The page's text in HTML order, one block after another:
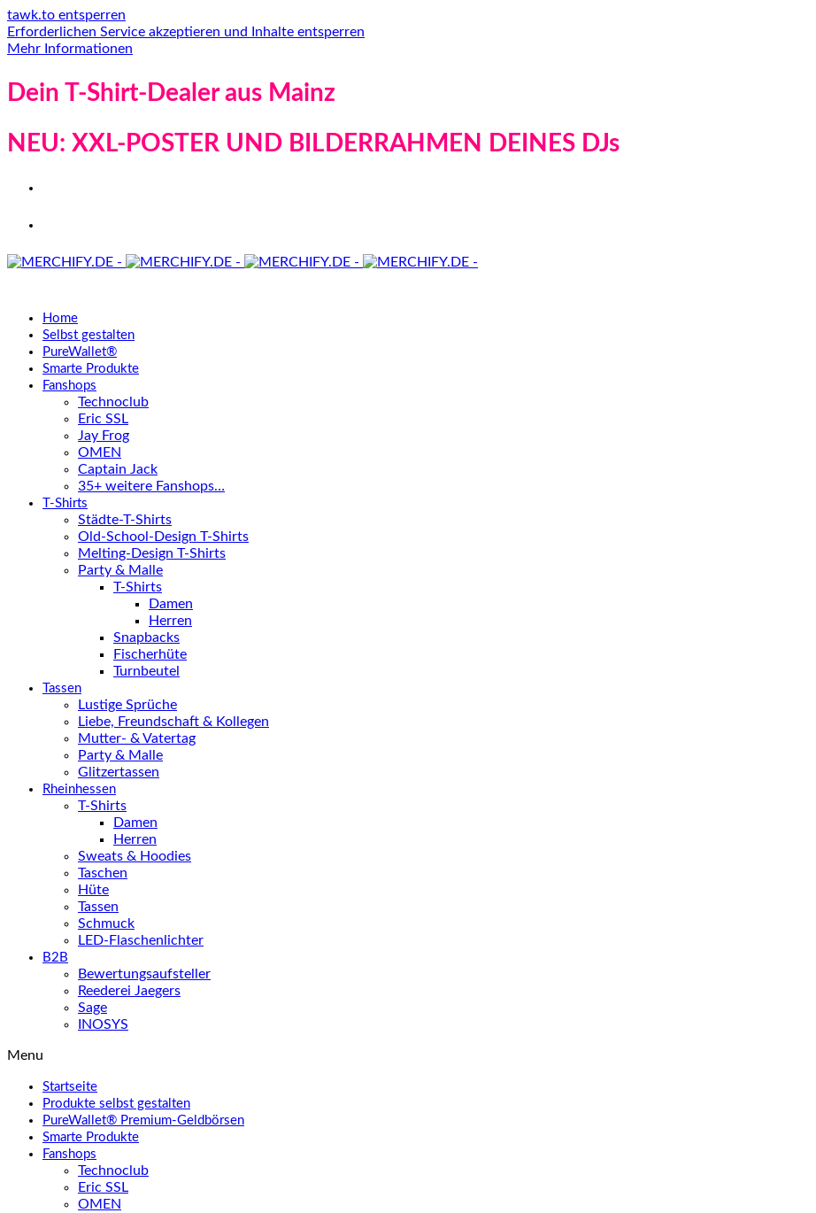
tawk.to entsperren
Erforderlichen Service akzeptieren und Inhalte entsperren
Mehr Informationen
Dein T-Shirt-Dealer aus Mainz
NEU: XXL-POSTER UND BILDERRAHMEN DEINES DJs
Home
Selbst gestalten
PureWallet®
Smarte Produkte
Fanshops
Technoclub
Eric SSL
Jay Frog
OMEN
Captain Jack
35+ weitere Fanshops…
T-Shirts
Städte-T-Shirts
Old-School-Design T-Shirts
Melting-Design T-Shirts
Party & Malle
T-Shirts
Damen
Herren
Snapbacks
Fischerhüte
Turnbeutel
Tassen
Lustige Sprüche
Liebe, Freundschaft & Kollegen
Mutter- & Vatertag
Party & Malle
Glitzertassen
Rheinhessen
T-Shirts
Damen
Herren
Sweats & Hoodies
Taschen
Hüte
Tassen
Schmuck
LED-Flaschenlichter
B2B
Bewertungsaufsteller
Reederei Jaegers
Sage
INOSYS
Menu
Startseite
Produkte selbst gestalten
PureWallet® Premium-Geldbörsen
Smarte Produkte
Fanshops
Technoclub
Eric SSL
OMEN